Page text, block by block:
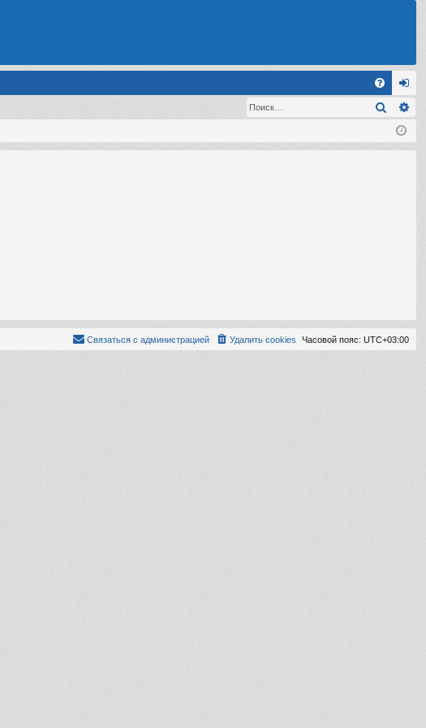
FA хо
д
Поиск
Часовой пояс: UTC+03:00
Удалить cookies
Связаться с администрацией